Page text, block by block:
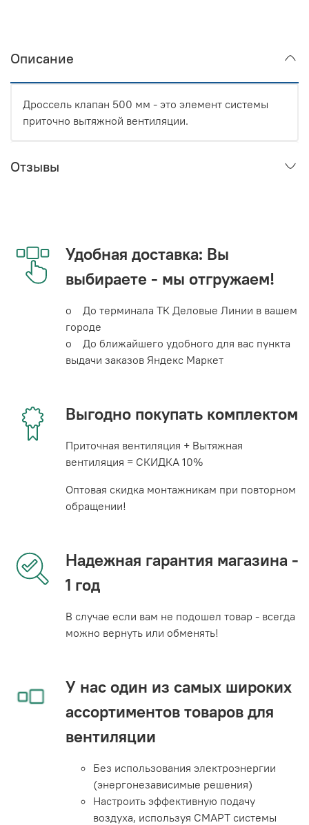
Описание
Дроссель клапан 500 мм - это элемент системы
приточно вытяжной вентиляции.
Отзывы
Удобная доставка: Вы
выбираете - мы отгружаем!
o До терминала ТК Деловые Линии в вашем
городе
o До ближайшего удобного для вас пункта
выдачи заказов Яндекс Маркет
Выгодно покупать комплектом
Приточная вентиляция + Вытяжная
вентиляция = СКИДКА 10%
Оптовая скидка монтажникам при повторном
обращении!
Надежная гарантия магазина -
1 год
В случае если вам не подошел товар - всегда
можно вернуть или обменять!
У нас один из самых широких
ассортиментов товаров для
вентиляции
Без использования электроэнергии
(энергонезависимые решения)
Настроить эффективную подачу
воздуха, используя СМАРТ системы